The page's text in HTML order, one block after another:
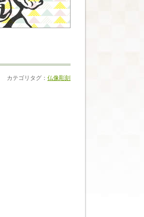
カテゴリタグ： 仏像彫刻